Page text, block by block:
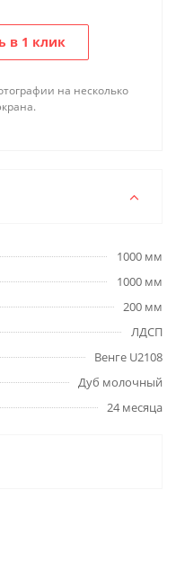
в 1 клик
на несколько
1000 мм
1000 мм
200 мм
ЛДСП
Венге U2108
Дуб молочный
24 месяца